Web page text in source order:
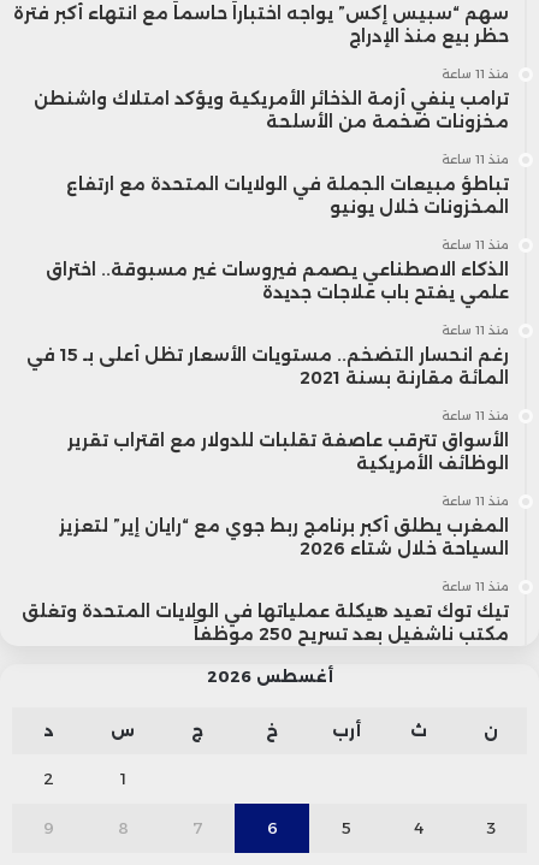
سهم “سبيس إكس” يواجه اختباراً حاسماً مع انتهاء أكبر فترة
حظر بيع منذ الإدراج
منذ 11 ساعة
ترامب ينفي أزمة الذخائر الأمريكية ويؤكد امتلاك واشنطن
مخزونات ضخمة من الأسلحة
منذ 11 ساعة
تباطؤ مبيعات الجملة في الولايات المتحدة مع ارتفاع
المخزونات خلال يونيو
منذ 11 ساعة
الذكاء الاصطناعي يصمم فيروسات غير مسبوقة.. اختراق
علمي يفتح باب علاجات جديدة
منذ 11 ساعة
رغم انحسار التضخم.. مستويات الأسعار تظل أعلى بـ 15 في
المائة مقارنة بسنة 2021
منذ 11 ساعة
الأسواق تترقب عاصفة تقلبات للدولار مع اقتراب تقرير
الوظائف الأمريكية
منذ 11 ساعة
المغرب يطلق أكبر برنامج ربط جوي مع “رايان إير” لتعزيز
السياحة خلال شتاء 2026
منذ 11 ساعة
تيك توك تعيد هيكلة عملياتها في الولايات المتحدة وتغلق
مكتب ناشفيل بعد تسريح 250 موظفاً
أغسطس 2026
ن ث أرب خ ج س د
1
2
3
4
5
6
7
8
9